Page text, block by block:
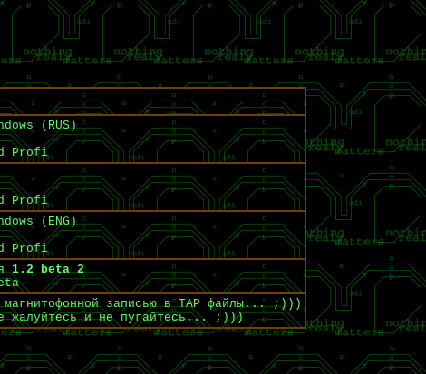
(RUS)
Profi
Profi
(ENG)
Profi
1.2 beta 2
записью в TAP файлы... ;)))
жалуйтесь и не пугайтесь... ;)))